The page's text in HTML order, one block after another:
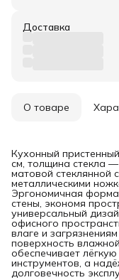
Доставка
О товаре
Кухонный
см, толщина стекла
матовой стеклянной
металлическими
Эргономичная форма
стены, экономя
универсальный
офисного
влаге и
поверхность
обеспечивает
инструментов, а
долговечность